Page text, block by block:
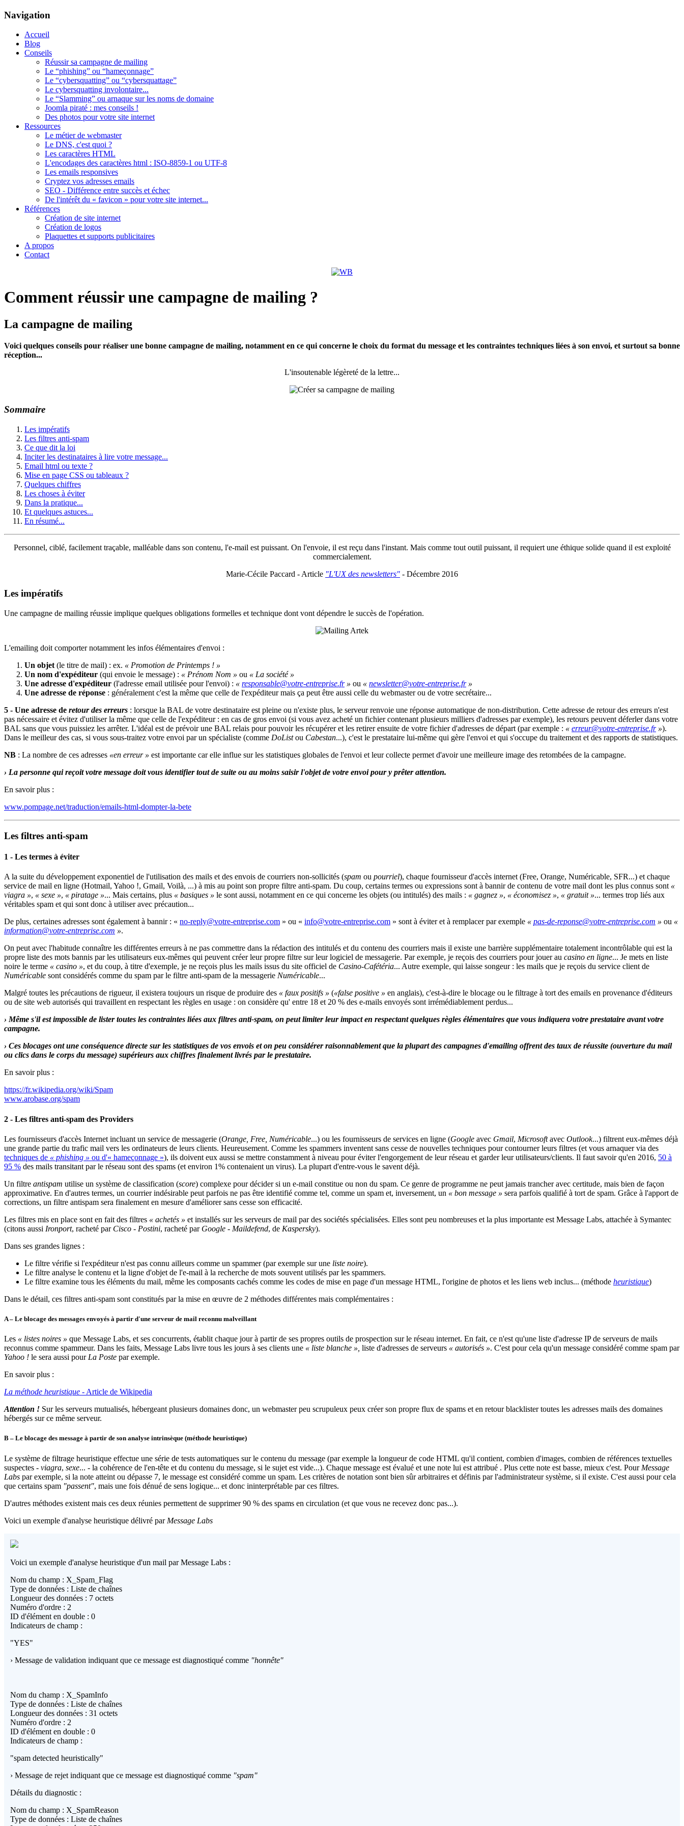
Navigation
Accueil
Blog
Conseils
Réussir sa campagne de mailing
Le “phishing” ou “hameçonnage”
Le “cybersquatting” ou “cybersquattage”
Le cybersquatting involontaire...
Le “Slamming” ou arnaque sur les noms de domaine
Joomla piraté : mes conseils !
Des photos pour votre site internet
Ressources
Le métier de webmaster
Le DNS, c'est quoi ?
Les caractères HTML
L'encodages des caractères html : ISO-8859-1 ou UTF-8
Les emails responsives
Cryptez vos adresses emails
SEO - Différence entre succès et échec
De l'intérêt du « favicon » pour votre site internet...
Références
Création de site internet
Création de logos
Plaquettes et supports publicitaires
A propos
Contact
Comment réussir une campagne de mailing ?
La campagne de mailing
Voici quelques conseils pour réaliser une bonne campagne de mailing, notamment en ce qui concerne le choix du format du message et les contraintes techniques liées à son envoi, et surtout sa bonne
réception...
L'insoutenable légèreté de la lettre...
Sommaire
Les impératifs
Les filtres anti-spam
Ce que dit la loi
Inciter les destinataires à lire votre message...
Email html ou texte ?
Mise en page CSS ou tableaux ?
Quelques chiffres
Les choses à éviter
Dans la pratique...
Et quelques astuces...
En résumé...
Personnel, ciblé, facilement traçable, malléable dans son contenu, l'e-mail est puissant. On l'envoie, il est reçu dans l'instant. Mais comme tout outil puissant, il requiert une éthique solide quand il est exploité
commercialement.
Marie-Cécile Paccard - Article "L'UX des newsletters" - Décembre 2016
Les impératifs
Une campagne de mailing réussie implique quelques obligations formelles et technique dont vont dépendre le succès de l'opération.
L'emailing doit comporter notamment les infos élémentaires d'envoi :
Un objet (le titre de mail) : ex. « Promotion de Printemps ! »
Un nom d'expéditeur (qui envoie le message) : « Prénom Nom » ou « La société »
Une adresse d'expéditeur (l'adresse email utilisée pour l'envoi) : « » ou «
»
Une adresse de réponse : généralement c'est la même que celle de l'expéditeur mais ça peut être aussi celle du webmaster ou de votre secrétaire...
5 - Une adresse de retour des erreurs : lorsque la BAL de votre destinataire est pleine ou n'existe plus, le serveur renvoie une réponse automatique de non-distribution. Cette adresse de retour des erreurs n'est
pas nécessaire et évitez d'utiliser la même que celle de l'expéditeur : en cas de gros envoi (si vous avez acheté un fichier contenant plusieurs milliers d'adresses par exemple), les retours peuvent déferler dans votre
BAL sans que vous puissiez les arrêter. L'idéal est de prévoir une BAL relais pour pouvoir les récupérer et les retirer ensuite de votre fichier d'adresses de départ (par exemple : « »).
Dans le meilleur des cas, si vous sous-traitez votre envoi par un spécialiste (comme DoListou Cabestan...), c'est le prestataire lui-même qui gère l'envoi et qui s'occupe du traitement et des rapports de statistiques.
NB : La nombre de ces adresses «en erreur » est importante car elle influe sur les statistiques globales de l'envoi et leur collecte permet d'avoir une meilleure image des retombées de la campagne.
› La personne qui reçoit votre message doit vous identifier tout de suite ou au moins saisir l'objet de votre envoi pour y prêter attention.
En savoir plus :
www.pompage.net/traduction/emails-html-dompter-la-bete
Les filtres anti-spam
1 - Les termes à éviter
A la suite du développement exponentiel de l'utilisation des mails et des envois de courriers non-sollicités (spam ou pourriel), chaque fournisseur d'accès internet (Free, Orange, Numéricable, SFR...) et chaque
service de mail en ligne (Hotmail, Yahoo !, Gmail, Voilà, ...) à mis au point son propre filtre anti-spam. Du coup, certains termes ou expressions sont à bannir de contenu de votre mail dont les plus connus sont «
viagra », « sexe », « piratage »... Mais certains, plus « basiques » le sont aussi, notamment en ce qui concerne les objets (ou intitulés) des mails : « gagnez », « économisez », « gratuit »... termes trop liés aux
véritables spam et qui sont donc à utiliser avec précaution...
De plus, certaines adresses sont également à bannir : «
» ou « » sont à éviter et à remplacer par exemple « » ou «
».
On peut avec l'habitude connaître les différentes erreurs à ne pas commettre dans la rédaction des intitulés et du contenu des courriers mais il existe une barrière supplémentaire totalement incontrôlable qui est la
propre liste des mots bannis par les utilisateurs eux-mêmes qui peuvent créer leur propre filtre sur leur logiciel de messagerie. Par exemple, je reçois des courriers pour jouer au casino en ligne... Je mets en liste
noire le terme « casino », et du coup, à titre d'exemple, je ne reçois plus les mails issus du site officiel de Casino-Cafétéria... Autre exemple, qui laisse songeur : les mails que je reçois du service client de
Numéricable sont considérés comme du spam par le filtre anti-spam de la messagerie Numéricable...
Malgré toutes les précautions de rigueur, il existera toujours un risque de produire des « faux positifs » («false positive » en anglais), c'est-à-dire le blocage ou le filtrage à tort des emails en provenance d'éditeurs
ou de site web autorisés qui travaillent en respectant les règles en usage : on considère qu' entre 18 et 20 % des e-mails envoyés sont irrémédiablement perdus...
› Même s'il est impossible de lister toutes les contraintes liées aux filtres anti-spam, on peut limiter leur impact en respectant quelques règles élémentaires que vous indiquera votre prestataire avant votre
campagne.
› Ces blocages ont une conséquence directe sur les statistiques de vos envois et on peu considérer raisonnablement que la plupart des campagnes d'emailing offrent des taux de réussite (ouverture du mail
ou clics dans le corps du message) supérieurs aux chiffres finalement livrés par le prestataire.
En savoir plus :
https://fr.wikipedia.org/wiki/Spam
www.arobase.org/spam
2 - Les filtres anti-spam des Providers
Les fournisseurs d'accès Internet incluant un service de messagerie (Orange, Free, Numéricable...) ou les fournisseurs de services en ligne (Google avec Gmail, Microsoftavec Outlook...) filtrent eux-mêmes déjà
une grande partie du trafic mail vers les ordinateurs de leurs clients. Heureusement. Comme les spammers inventent sans cesse de nouvelles techniques pour contourner leurs filtres (et vous arnaquer via des
techniques de « phishing » ou d'« hameçonnage »), ils doivent eux aussi se mettre constamment à niveau pour éviter l'engorgement de leur réseau et garder leur utilisateurs/clients. Il faut savoir qu'en 2016, 50 à
95 % des mails transitant par le réseau sont des spams (et environ 1% contenaient un virus). La plupart d'entre-vous le savent déjà.
Un filtre antispam utilise un système de classification (score) complexe pour décider si un e-mail constitue ou non du spam. Ce genre de programme ne peut jamais trancher avec certitude, mais bien de façon
approximative. En d'autres termes, un courrier indésirable peut parfois ne pas être identifié comme tel, comme un spam et, inversement, un « bon message » sera parfois qualifié à tort de spam. Grâce à l'apport de
corrections, un filtre antispam sera finalement en mesure d'améliorer sans cesse son efficacité.
Les filtres mis en place sont en fait des filtres « achetés » et installés sur les serveurs de mail par des sociétés spécialisées. Elles sont peu nombreuses et la plus importante est Message Labs, attachée à Symantec
(citons aussi Ironport, racheté par Cisco - Postini, racheté par Google - Maildefend, de Kaspersky).
Dans ses grandes lignes :
Le filtre vérifie si l'expéditeur n'est pas connu ailleurs comme un spammer (par exemple sur une liste noire).
Le filtre analyse le contenu et la ligne d'objet de l'e-mail à la recherche de mots souvent utilisés par les spammers.
Le filtre examine tous les éléments du mail, même les composants cachés comme les codes de mise en page d'un message HTML, l'origine de photos et les liens web inclus... (méthode heuristique)
Dans le détail, ces filtres anti-spam sont constitués par la mise en œuvre de 2 méthodes différentes mais complémentaires :
A – Le blocage des messages envoyés à partir d'une serveur de mail reconnu malveillant
Les « listes noires » que Message Labs, et ses concurrents, établit chaque jour à partir de ses propres outils de prospection sur le réseau internet. En fait, ce n'est qu'une liste d'adresse IP de serveurs de mails
reconnus comme spammeur. Dans les faits, Message Labs livre tous les jours à ses clients une « liste blanche », liste d'adresses de serveurs « autorisés ». C'est pour cela qu'un message considéré comme spam par
Yahoo ! le sera aussi pour La Poste par exemple.
En savoir plus :
La méthode heuristique - Article de Wikipedia
Attention ! Sur les serveurs mutualisés, hébergeant plusieurs domaines donc, un webmaster peu scrupuleux peux créer son propre flux de spams et en retour blacklister toutes les adresses mails des domaines
hébergés sur ce même serveur.
B – Le blocage des message à partir de son analyse intrinsèque (méthode heuristique)
Le système de filtrage heuristique effectue une série de tests automatiques sur le contenu du message (par exemple la longueur de code HTML qu'il contient, combien d'images, combien de références textuelles
suspectes - viagra, sexe... - la cohérence de l'en-tête et du contenu du message, si le sujet est vide...). Chaque message est évalué et une note lui est attribué . Plus cette note est basse, mieux c'est. Pour Message
Labs par exemple, si la note atteint ou dépasse 7, le message est considéré comme un spam. Les critères de notation sont bien sûr arbitraires et définis par l'administrateur système, si il existe. C'est aussi pour cela
que certains spam "passent", mais une fois dénué de sens logique... et donc ininterprétable par ces filtres.
D'autres méthodes existent mais ces deux réunies permettent de supprimer 90 % des spams en circulation (et que vous ne recevez donc pas...).
Voici un exemple d'analyse heuristique délivré par Message Labs
Voici un exemple d'analyse heuristique d'un mail par Message Labs :
Nom du champ : X_Spam_Flag
Type de données : Liste de chaînes
Longueur des données : 7 octets
Numéro d'ordre : 2
ID d'élément en double : 0
Indicateurs de champ :
"YES"
› Message de validation indiquant que ce message est diagnostiqué comme "honnête"
Nom du champ : X_SpamInfo
Type de données : Liste de chaînes
Longueur des données : 31 octets
Numéro d'ordre : 2
ID d'élément en double : 0
Indicateurs de champ :
"spam detected heuristically"
› Message de rejet indiquant que ce message est diagnostiqué comme "spam"
Détails du diagnostic :
Nom du champ : X_SpamReason
Type de données : Liste de chaînes